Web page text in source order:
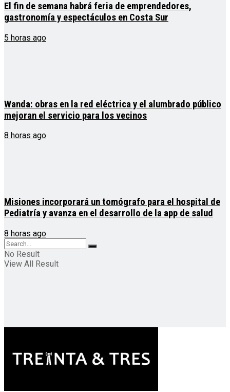
El fin de semana habrá feria de emprendedores,
gastronomía y espectáculos en Costa Sur
5 horas ago
Wanda: obras en la red eléctrica y el alumbrado público
mejoran el servicio para los vecinos
8 horas ago
Misiones incorporará un tomógrafo para el hospital de
Pediatría y avanza en el desarrollo de la app de salud
8 horas ago
No Result
View All Result